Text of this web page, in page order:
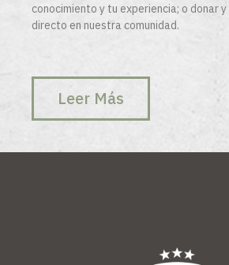
conocimiento y tu experiencia; o donar
directo en nuestra comunidad.
Leer Más